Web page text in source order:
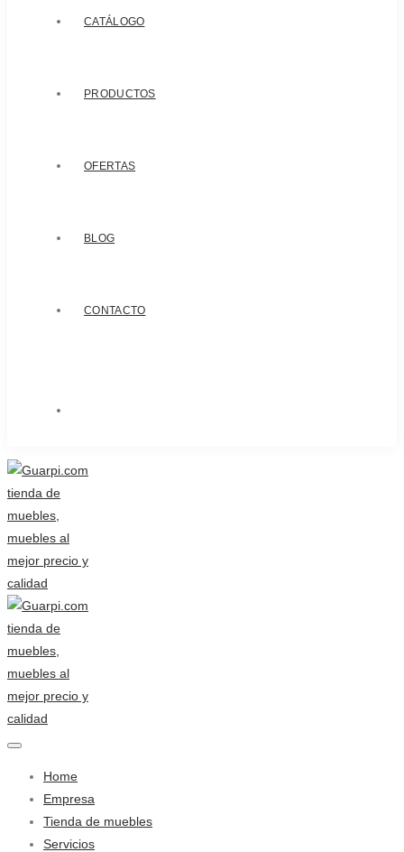
CATÁLOGO
PRODUCTOS
OFERTAS
BLOG
CONTACTO
Home
Empresa
Tienda de muebles
Servicios